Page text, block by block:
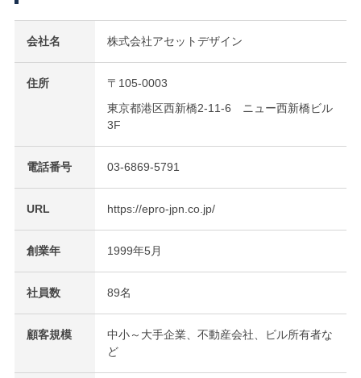
会社名 株式会社アセットデザイン
住所
〒105-0003
東京都港区西新橋2-11-6 ニュー西新橋ビル
3F
電話番号 03-6869-5791
URL https://epro-jpn.co.jp/
創業年 1999年5月
社員数 89名
顧客規模
中小～大手企業、不動産会社、ビル所有者な
ど